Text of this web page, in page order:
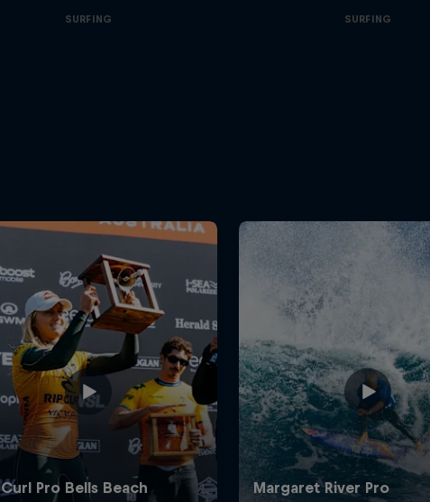
SURFING SURFING